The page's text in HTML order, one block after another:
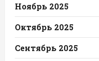
Ноябрь 2025
Октябрь 2025
Сентябрь 2025